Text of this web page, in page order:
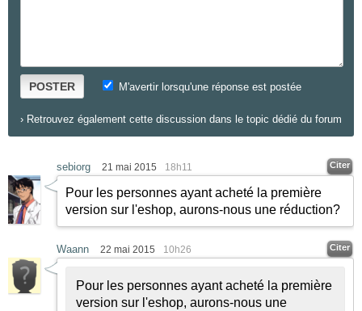
POSTER M'avertir lorsqu'une réponse est postée
› Retrouvez également cette discussion dans le topic dédié du forum
sebiorg 21 mai 2015 18h11 Citer
Pour les personnes ayant acheté la première
version sur l'eshop, aurons-nous une réduction?
Waann 22 mai 2015 10h26 Citer
Pour les personnes ayant acheté la première
version sur l'eshop, aurons-nous une